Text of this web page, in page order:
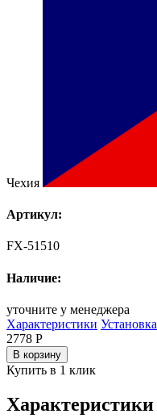
Чехия
Артикул:
FX-51510
Наличие:
уточните у менеджера
Характеристики Установка
2778 Р
В корзину
Купить в 1 клик
Характеристики